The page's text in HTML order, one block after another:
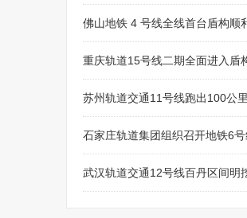
佛山地铁 4 号线全线首台盾构顺
重庆轨道15号线二期全面进入盾
苏州轨道交通11号线跑出100公
石家庄轨道集团组织召开地铁6
武汉轨道交通12号线百丹区间明